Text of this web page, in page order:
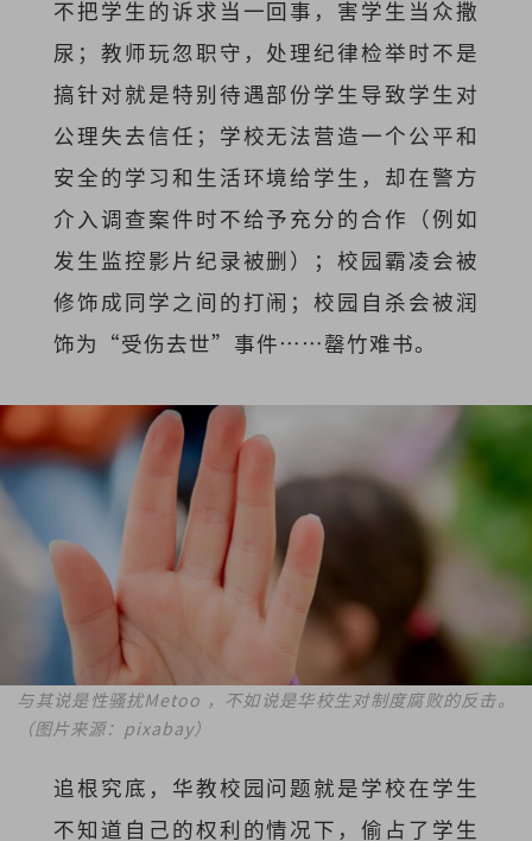
不把学生的诉求当一回事，害学生当众撒
尿；教师玩忽职守，处理纪律检举时不是
搞针对就是特别待遇部份学生导致学生对
公理失去信任；学校无法营造一个公平和
安全的学习和生活环境给学生，却在警方
介入调查案件时不给予充分的合作（例如
发生监控影片纪录被删）；校园霸凌会被
修饰成同学之间的打闹；校园自杀会被润
饰为“受伤去世”事件……罄竹难书。
与其说是性骚扰Metoo ，不如说是华校生对制度腐败的反击。
（图片来源：pixabay）
追根究底，华教校园问题就是学校在学生
不知道自己的权利的情况下，偷占了学生